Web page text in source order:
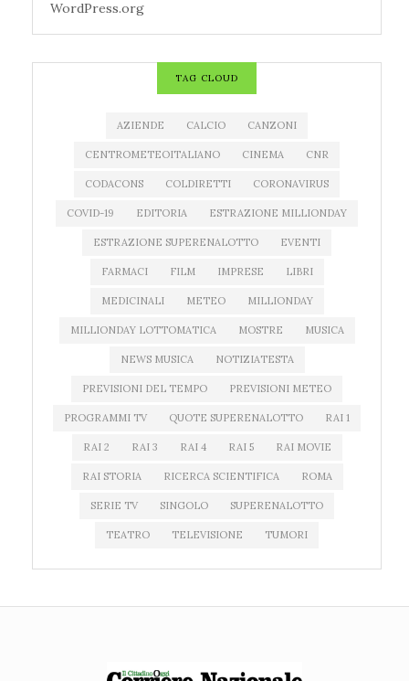
WordPress.org
TAG CLOUD
AZIENDE CALCIO CANZONI
CENTROMETEOITALIANO CINEMA CNR
CODACONS COLDIRETTI CORONAVIRUS
COVID-19 EDITORIA ESTRAZIONE MILLIONDAY
ESTRAZIONE SUPERENALOTTO EVENTI
FARMACI FILM IMPRESE LIBRI
MEDICINALI METEO MILLIONDAY
MILLIONDAY LOTTOMATICA MOSTRE MUSICA
NEWS MUSICA NOTIZIATESTA
PREVISIONI DEL TEMPO PREVISIONI METEO
PROGRAMMI TV QUOTE SUPERENALOTTO RAI 1
RAI 2 RAI 3 RAI 4 RAI 5 RAI MOVIE
RAI STORIA RICERCA SCIENTIFICA ROMA
SERIE TV SINGOLO SUPERENALOTTO
TEATRO TELEVISIONE TUMORI